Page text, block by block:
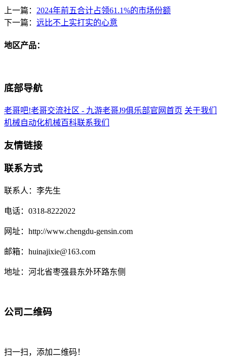
上一篇： 2024年前五合计占领61.1%的市场份额
下一篇： 远比不上实打实的心意
地区产品：
底部导航
老哥吧!老哥交流社区 - 九游老哥J9俱乐部官网首页 关于我们
机械自动化机械百科联系我们
友情链接
联系方式
联系人：李先生
电话：0318-8222022
网址：http://www.chengdu-gensin.com
邮箱：huinajixie@163.com
地址：河北省枣强县东外环路东侧
公司二维码
扫一扫，添加二维码！